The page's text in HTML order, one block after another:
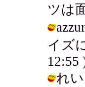
ツは
イズ
12:55
れ